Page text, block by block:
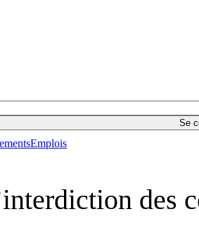
Se
Emplois
des